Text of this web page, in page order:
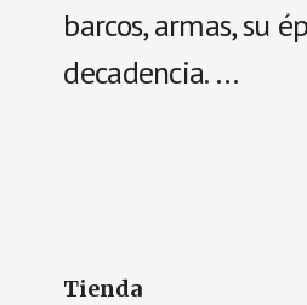
barcos, armas, su
decadencia. …
Tienda